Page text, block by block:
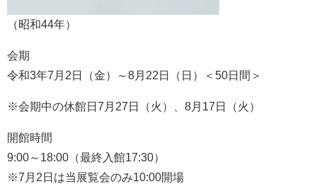
（昭和44年）
会期
令和3年7月2日（金）～8月22日（日）＜50日間＞
※会期中の休館日7月27日（火）、8月17日（火）
開館時間
9:00～18:00（最終入館17:30）
※7月2日は当展覧会のみ10:00開場